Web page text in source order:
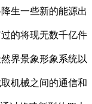
生一些新的能源出
的将现无数千亿件
界景象形象系统以
机械之间的通信和